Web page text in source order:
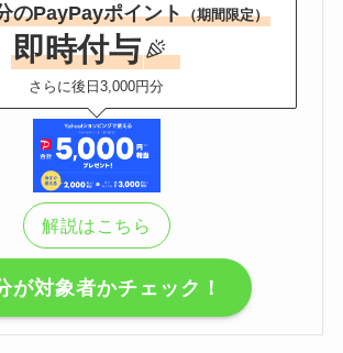
のPayPayポイント（期間限定）
即時付与
さらに後日3,000円分
解説はこちら
が対象者かチェック！